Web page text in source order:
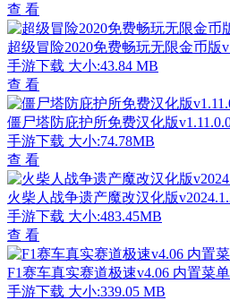
查 看
超级冒险2020免费畅玩无限金币版
手游下载 大小:43.84 MB
查 看
僵尸塔防庇护所免费汉化版
手游下载 大小:74.78MB
查 看
火柴人战争遗产魔改汉化版
手游下载 大小:483.45MB
查 看
F1赛车真实赛道极速v4.06 内置菜
手游下载 大小:339.05 MB